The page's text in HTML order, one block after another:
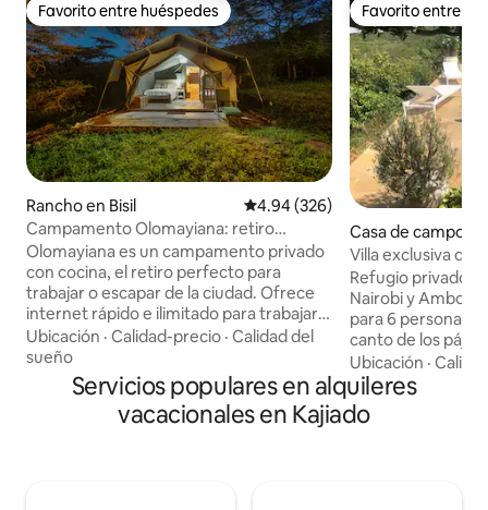
Favorito entre huéspedes
Favorito entre huéspedes
Rancho en Bisil Calificación promedio: 4.94 de
4.94 (326)
Campamento Olomayiana: retiro
privado, senderismo y caballos.
Olomayiana es un campamento privado
con cocina, el retiro perfecto para
trabajar o escapar de la ciudad. Ofrece
internet rápido e ilimitado para trabajar a
distancia, además de paz y tranquilidad.
Las cinco habitaciones con baño (tiendas
de campaña y casas de campo) están
repartidas por todo el campamento para
mayor privacidad. Disfruta de la piscina,
Ubicación · Calidad-precio · Calidad del
sueño
Favorito entre
Favorito entre
Casa de campo
a Hills, Il’Bisil
Villa exclusiva de
de Nairobi con
Refugio privado
Nairobi y
para 6 personas Despiértese con el
canto de los
panorámicas de
su propia casa
solo 1 hora y 45
para familias y
Ubicación ·
Servicios populares en alquileres
vacacionales en Kajiado